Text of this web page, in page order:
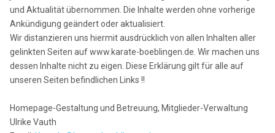
und Aktualität übernommen. Die Inhalte werden ohne vorherige
Ankündigung geändert oder aktualisiert.
Wir distanzieren uns hiermit ausdrücklich von allen Inhalten aller
gelinkten Seiten auf www.karate-boeblingen.de. Wir machen uns
dessen Inhalte nicht zu eigen. Diese Erklärung gilt für alle auf
unseren Seiten befindlichen Links !!
Homepage-Gestaltung und Betreuung, Mitglieder-Verwaltung
Ulrike Vauth